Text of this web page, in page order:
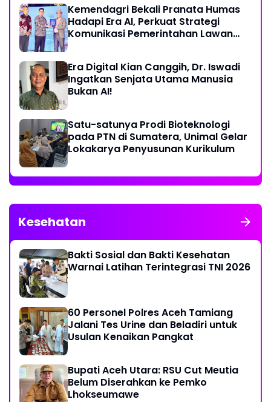
Kemendagri Bekali Pranata Humas
Hadapi Era AI, Perkuat Strategi
Komunikasi Pemerintahan Lawan
Era Digital Kian Canggih, Dr. Iswadi
Ingatkan Senjata Utama Manusia
Bukan AI!
Satu-satunya Prodi Bioteknologi
pada PTN di Sumatera, Unimal Gelar
Lokakarya Penyusunan Kurikulum
Kesehatan
Bakti Sosial dan Bakti Kesehatan
Warnai Latihan Terintegrasi TNI 2026
60 Personel Polres Aceh Tamiang
Jalani Tes Urine dan Beladiri untuk
Usulan Kenaikan Pangkat
Bupati Aceh Utara: RSU Cut Meutia
Belum Diserahkan ke Pemko
Lhokseumawe